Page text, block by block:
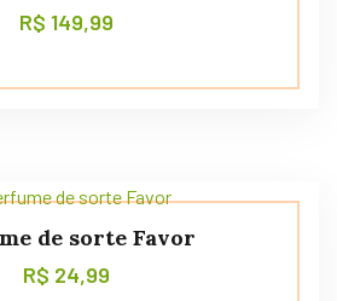
R$ 149,99
de sorte Favor
R$ 24,99